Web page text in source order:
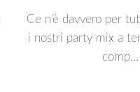
Ce n’è davvero per
i nostri party mix a
comp…